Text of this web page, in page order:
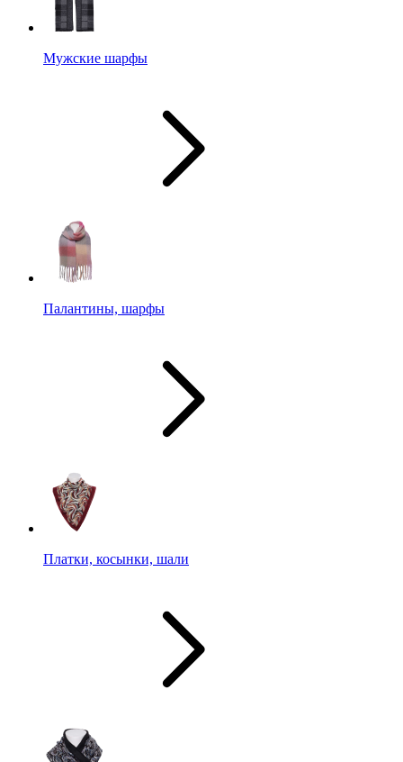
Мужские шарфы
Палантины, шарфы
Платки, косынки, шали